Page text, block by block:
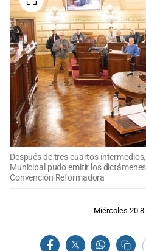
Después de tres cuartos
Municipal pudo emitir los
Convención Reformadora
Miércoles